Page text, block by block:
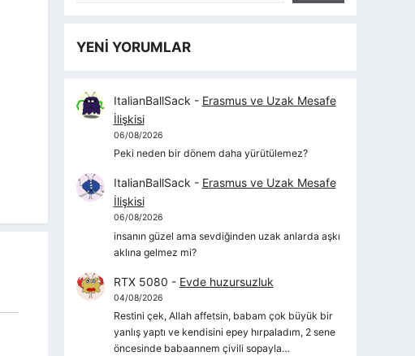
YENİ YORUMLAR
ItalianBallSack - Erasmus ve Uzak Mesafe
İlişkisi
06/08/2026
Peki neden bir dönem daha yürütülemez?
ItalianBallSack - Erasmus ve Uzak Mesafe
İlişkisi
06/08/2026
insanın güzel ama sevdiğinden uzak anlarda aşkı
aklına gelmez mi?
RTX 5080 - Evde huzursuzluk
04/08/2026
Restini çek, Allah affetsin, babam çok büyük bir
yanlış yaptı ve kendisini epey hırpaladım, 2 sene
öncesinde babaannem çivili sopayla…